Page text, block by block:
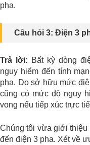
pha.
Câu hỏi 3: Điện 3
Trả lời: Bất kỳ dòng
nguy hiểm đến tính
pha. Do sở hữu mức
cũng có mức độ nguy
vong nếu tiếp xúc trực
Chúng tôi vừa giới thiệu
đến điện 3 pha. Xét về